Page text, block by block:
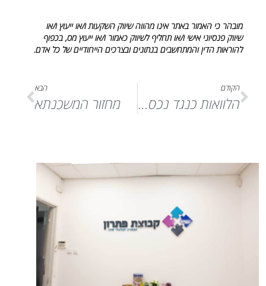
מובהר כי האמור באתר אינו מהווה שיווק השקעות ו/או ייעוץ ו/או
שיווק פנסיוני אישי ו/או תחליף לשיווק כאמור ו/או ייעוץ מס, בכפוף
להוראות הדין והמתחשבים בנתונים ובצרכים הייחודיים של כל אדם.
הקודם
הלוואות כנגד נכסים
הבא
מחזור המשכנתא